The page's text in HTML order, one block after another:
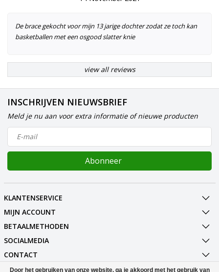
De brace gekocht voor mijn 13 jarige dochter zodat ze toch kan
basketballen met een osgood slatter knie
view all reviews
INSCHRIJVEN NIEUWSBRIEF
Meld je nu aan voor extra informatie of nieuwe producten
Abonneer
KLANTENSERVICE
MIJN ACCOUNT
BETAALMETHODEN
SOCIALMEDIA
CONTACT
Door het gebruiken van onze website, ga je akkoord met het gebruik van